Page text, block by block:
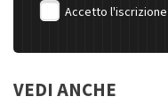
Accetto l'iscrizione
VEDI ANCHE